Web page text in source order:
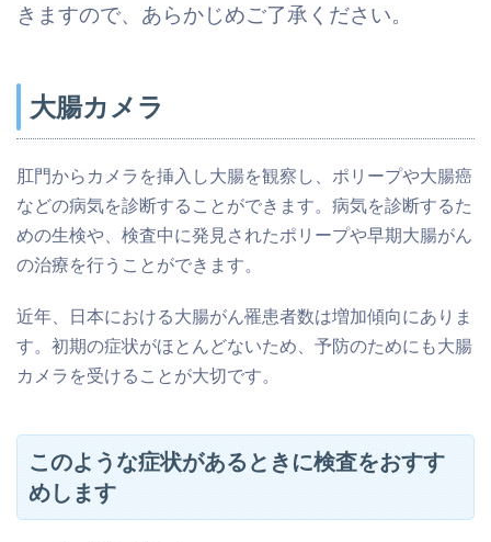
きますので、あらかじめご了承ください。
大腸カメラ
肛門からカメラを挿入し大腸を観察し、ポリープや大腸癌
などの病気を診断することができます。病気を診断するた
めの生検や、検査中に発見されたポリープや早期大腸がん
の治療を行うことができます。
近年、日本における大腸がん罹患者数は増加傾向にありま
す。初期の症状がほとんどないため、予防のためにも大腸
カメラを受けることが大切です。
このような症状があるときに検査をおすす
めします